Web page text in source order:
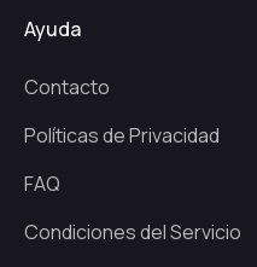
Ayuda
Contacto
Políticas de Privacidad
FAQ
Condiciones del Servicio